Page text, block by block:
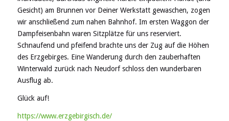
Gesicht) am Brunnen vor Deiner Werkstatt gewaschen, zogen
wir anschließend zum nahen Bahnhof. Im ersten Waggon der
Dampfeisenbahn waren Sitzplätze für uns reserviert.
Schnaufend und pfeifend brachte uns der Zug auf die Höhen
des Erzgebirges. Eine Wanderung durch den zauberhaften
Winterwald zurück nach Neudorf schloss den wunderbaren
Ausflug ab.
Glück auf!
https://www.erzgebirgisch.de/